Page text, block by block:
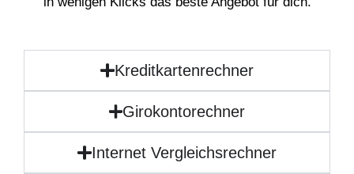
Kreditkartenrechner
Girokontorechner
Internet Vergleichsrechner